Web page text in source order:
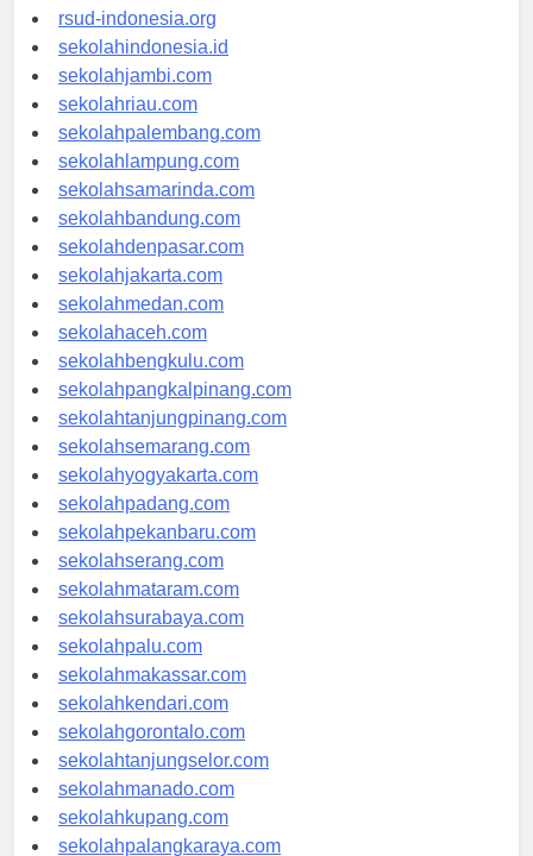
rsudkisaran-asahankab.org
rsud-indonesia.org
sekolahindonesia.id
sekolahjambi.com
sekolahriau.com
sekolahpalembang.com
sekolahlampung.com
sekolahsamarinda.com
sekolahbandung.com
sekolahdenpasar.com
sekolahjakarta.com
sekolahmedan.com
sekolahaceh.com
sekolahbengkulu.com
sekolahpangkalpinang.com
sekolahtanjungpinang.com
sekolahsemarang.com
sekolahyogyakarta.com
sekolahpadang.com
sekolahpekanbaru.com
sekolahserang.com
sekolahmataram.com
sekolahsurabaya.com
sekolahpalu.com
sekolahmakassar.com
sekolahkendari.com
sekolahgorontalo.com
sekolahtanjungselor.com
sekolahmanado.com
sekolahkupang.com